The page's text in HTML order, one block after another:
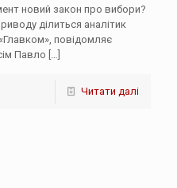
новий закон про вибори?
ділиться аналітик
повідомляє
Павло […]
Читати далі